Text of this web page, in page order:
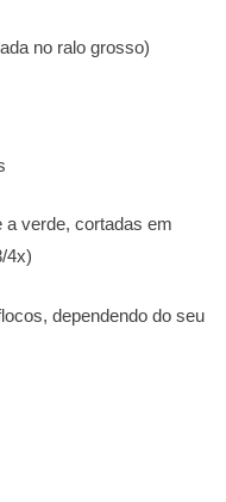
no ralo grosso)
a verde, cortadas em
4x)
dependendo do seu